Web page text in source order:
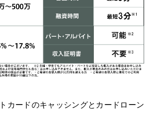
カードのキャッシングとカードローン